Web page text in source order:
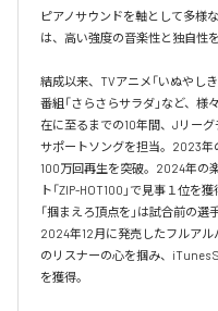
ピアノサウンドを軸として多様
は、高い強度の音楽性と独自性を
結成以来、TVアニメ「いぬやし
番組「さらさらサラダ」など、
在に至るまでの10年間、Jリーグ
サポートソングを担当。2023年
100万回再生を突破。2024年の
ト「ZIP-HOT100」で見事１位
「掴まえろ頂点を」は試合前の
2024年12月に発売したフルア
のリスナーの心を掴み、iTunes
を獲得。